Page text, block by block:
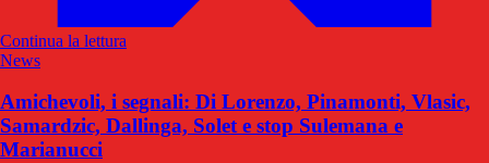
Continua la lettura
News
Amichevoli, i segnali: Di Lorenzo, Pinamonti, Vlasic,
Samardzic, Dallinga, Solet e stop Sulemana e
Marianucci